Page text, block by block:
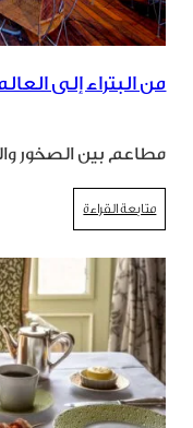
من البتراء إلى
مطاعم بين الصخور
متابعة القراءة